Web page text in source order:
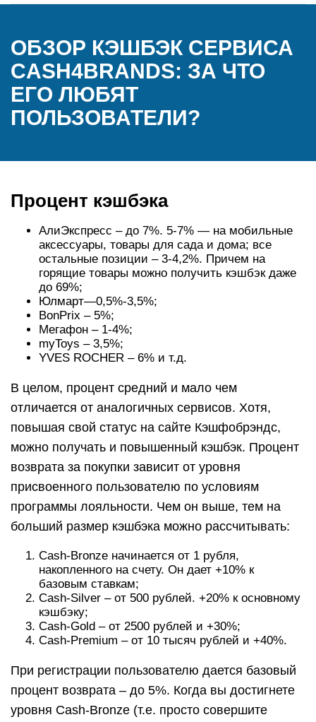
ОБЗОР КЭШБЭК СЕРВИСА
CASH4BRANDS: ЗА ЧТО
ЕГО ЛЮБЯТ
ПОЛЬЗОВАТЕЛИ?
Процент кэшбэка
АлиЭкспресс – до 7%. 5-7% — на мобильные
аксессуары, товары для сада и дома; все
остальные позиции – 3-4,2%. Причем на
горящие товары можно получить кэшбэк даже
до 69%;
Юлмарт—0,5%-3,5%;
BonPrix – 5%;
Мегафон – 1-4%;
myToys – 3,5%;
YVES ROCHER – 6% и т.д.
В целом, процент средний и мало чем
отличается от аналогичных сервисов. Хотя,
повышая свой статус на сайте Кэшфобрэндс,
можно получать и повышенный кэшбэк. Процент
возврата за покупки зависит от уровня
присвоенного пользователю по условиям
программы лояльности. Чем он выше, тем на
больший размер кэшбэка можно рассчитывать:
Cash-Bronze начинается от 1 рубля,
накопленного на счету. Он дает +10% к
базовым ставкам;
Cash-Silver – от 500 рублей. +20% к основному
кэшбэку;
Cash-Gold – от 2500 рублей и +30%;
Cash-Premium – от 10 тысяч рублей и +40%.
При регистрации пользователю дается базовый
процент возврата – до 5%. Когда вы достигнете
уровня Cash-Bronze (т.е. просто совершите